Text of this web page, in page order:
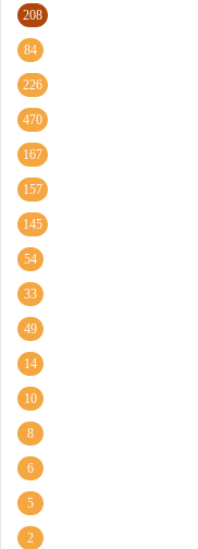
208
84
226
470
167
157
145
54
33
49
14
10
8
6
5
2